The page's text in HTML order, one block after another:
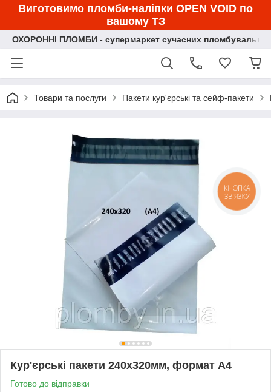
Виготовимо пломби-наліпки OPEN VOID по
вашому ТЗ
ОХОРОННІ ПЛОМБИ - супермаркет сучасних пломбувальних
Товари та послуги Пакети кур'єрські та сейф-пакети
Кур'єрські пакети 240х320мм, формат А4
Готово до відправки
КНОПКА
ЗВ'ЯЗКУ